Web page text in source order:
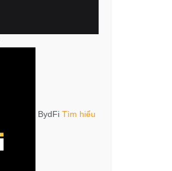
BydFi Tìm hiểu